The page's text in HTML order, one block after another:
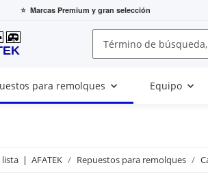
⭐ Marcas Premium y gran selección
para remolques Equipo
lista AFATEK Repuestos para remolques